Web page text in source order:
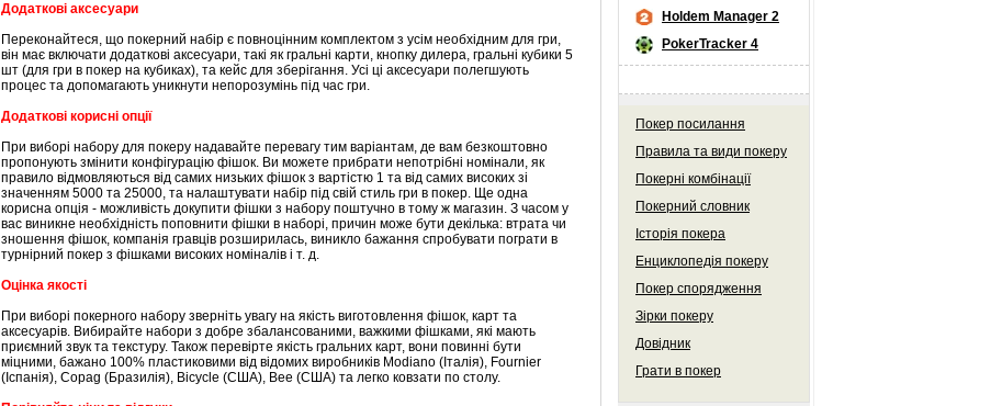
Додаткові аксесуари
Переконайтеся, що покерний набір є повноцінним комплектом з усім необхідним для гри,
він має включати додаткові аксесуари, такі як гральні карти, кнопку дилера, гральні кубики 5
шт (для гри в покер на кубиках), та кейс для зберігання. Усі ці аксесуари полегшують
процес та допомагають уникнути непорозумінь під час гри.
Додаткові корисні опції
При виборі набору для покеру надавайте перевагу тим варіантам, де вам безкоштовно
пропонують змінити конфігурацію фішок. Ви можете прибрати непотрібні номінали, як
правило відмовляються від самих низьких фішок з вартістю 1 та від самих високих зі
значенням 5000 та 25000, та налаштувати набір під свій стиль гри в покер. Ще одна
корисна опція - можливість докупити фішки з набору поштучно в тому ж магазин. З часом у
вас виникне необхідність поповнити фішки в наборі, причин може бути декілька: втрата чи
зношення фішок, компанія гравців розширилась, виникло бажання спробувати пограти в
турнірний покер з фішками високих номіналів і т. д.
Оцінка якості
При виборі покерного набору зверніть увагу на якість виготовлення фішок, карт та
аксесуарів. Вибирайте набори з добре збалансованими, важкими фішками, які мають
приємний звук та текстуру. Також перевірте якість гральних карт, вони повинні бути
міцними, бажано 100% пластиковими від відомих виробників Modiano (Італія), Fournier
(Іспанія), Copag (Бразилія), Bicycle (США), Bee (США) та легко ковзати по столу.
Holdem Manager 2
PokerTracker 4
Покер посилання
Правила та види покеру
Покерні комбінації
Покерний словник
Історія покера
Енциклопедія покеру
Покер спорядження
Зірки покеру
Довідник
Грати в покер